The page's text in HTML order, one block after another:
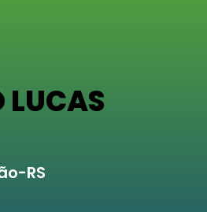
LUCAS
RS